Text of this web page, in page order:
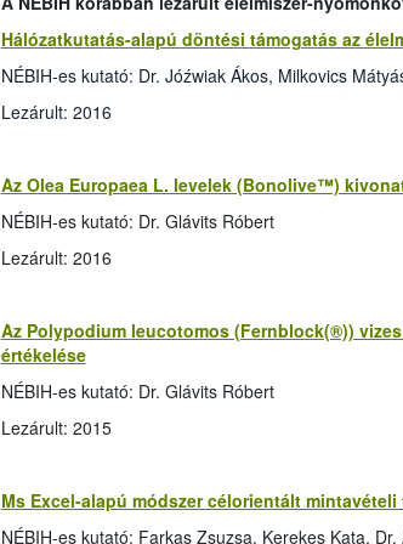
Hálózatkutatás-alapú döntési támogatás az
NÉBIH-es kutató: Dr. Jóźwiak Ákos, Milkovics
Lezárult: 2016
Az Olea Europaea L. levelek (Bonolive™)
NÉBIH-es kutató: Dr. Glávits Róbert
Lezárult: 2016
Az Polypodium leucotomos (Fernblock(®))
értékelése
NÉBIH-es kutató: Dr. Glávits Róbert
Lezárult: 2015
Ms Excel-alapú módszer célorientált mintavételi
NÉBIH-es kutató: Farkas Zsuzsa, Kerekes Kata,